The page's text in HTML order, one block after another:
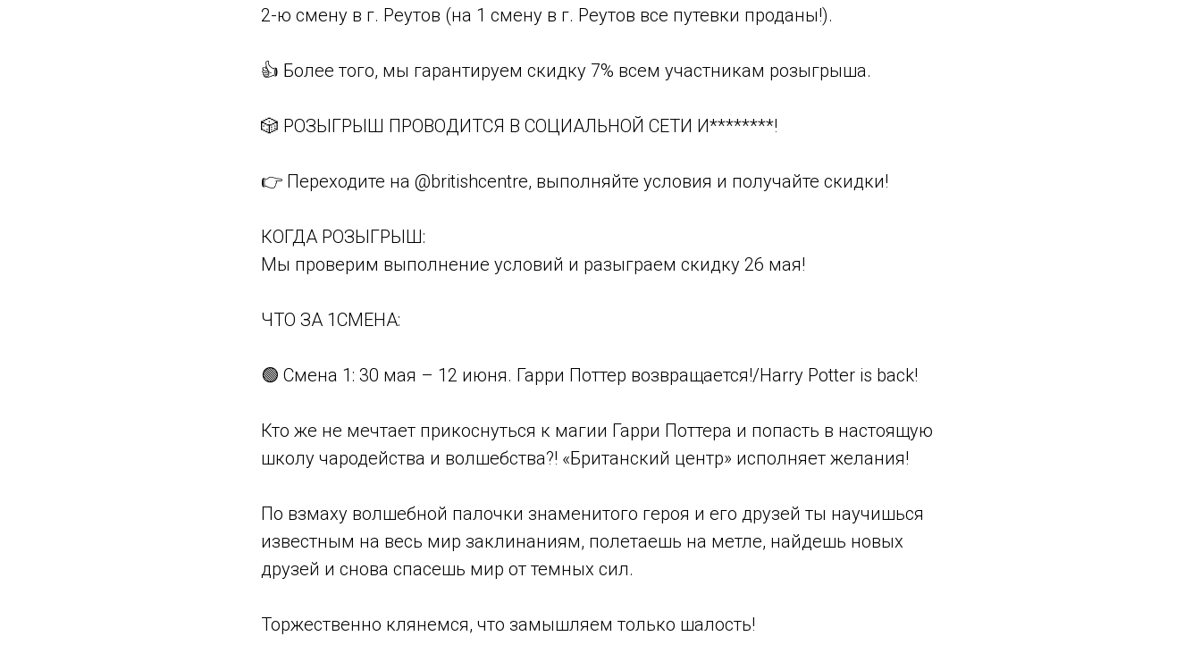
2-ю смену в г. Реутов (на 1 смену в г. Реутов все путевки проданы!).
👍 Более того, мы гарантируем скидку 7% всем участникам розыгрыша.
🎲 РОЗЫГРЫШ ПРОВОДИТСЯ В СОЦИАЛЬНОЙ СЕТИ И********!
👉 Переходите на @britishcentre, выполняйте условия и получайте скидки!
КОГДА РОЗЫГРЫШ:
Мы проверим выполнение условий и разыграем скидку 26 мая!
ЧТО ЗА 1СМЕНА:
🟢 Смена 1: 30 мая – 12 июня. Гарри Поттер возвращается!/Harry Potter is back!
Кто же не мечтает прикоснуться к магии Гарри Поттера и попасть в настоящую
школу чародейства и волшебства?! «Британский центр» исполняет желания!
По взмаху волшебной палочки знаменитого героя и его друзей ты научишься
известным на весь мир заклинаниям, полетаешь на метле, найдешь новых
друзей и снова спасешь мир от темных сил.
Торжественно клянемся, что замышляем только шалость!